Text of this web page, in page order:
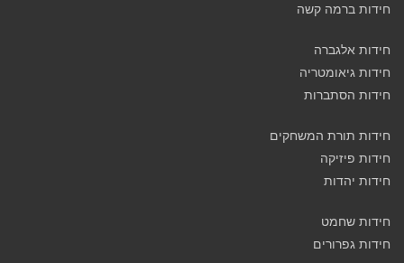
חידות ברמה קשה
חידות אלגברה
חידות גיאומטריה
חידות הסתברות
חידות תורת המשחקים
חידות פיזיקה
חידות יהדות
חידות שחמט
חידות גפרורים